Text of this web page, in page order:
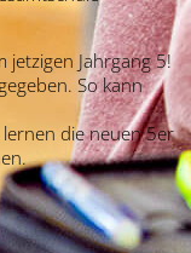
jetzigen Jahrgang 5!
So kann
die neuen 5er